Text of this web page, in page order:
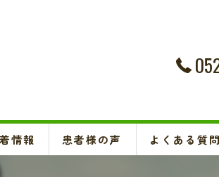
情報 患者様の声 よくある質問